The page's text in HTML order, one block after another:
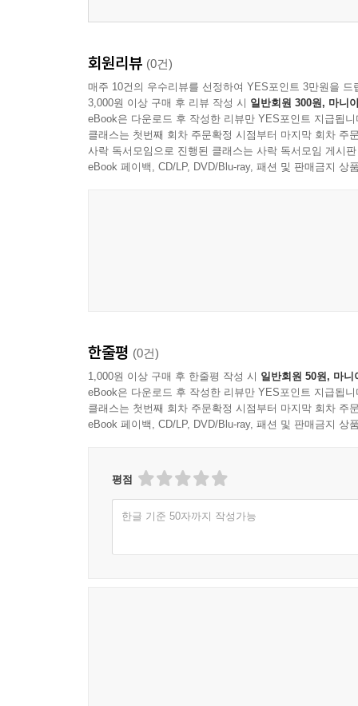
회원리뷰 (0건)
매주 10건의 우수리뷰를 선정하여 YES포인트 3만원을 드
3,000원 이상 구매 후 리뷰 작성 시 일반회원 300원, 마니
eBook은 다운로드 후 작성한 리뷰만 YES포인트 지급됩니
클래스는 첫번째 회차 주문확정 시점부터 마지막 회차 주
사락 독서모임으로 진행된 클래스는 사락 독서모임 게시
eBook 페이백, CD/LP, DVD/Blu-ray, 패션 및 판매금지 상
한줄평 (0건)
1,000원 이상 구매 후 한줄평 작성 시 일반회원 50원, 마니
eBook은 다운로드 후 작성한 리뷰만 YES포인트 지급됩니
클래스는 첫번째 회차 주문확정 시점부터 마지막 회차 주
eBook 페이백, CD/LP, DVD/Blu-ray, 패션 및 판매금지 상
평점
한글 기준 50자까지 작성가능